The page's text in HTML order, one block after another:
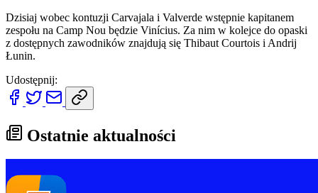
Dzisiaj wobec kontuzji Carvajala i Valverde wstępnie kapitanem
zespołu na Camp Nou będzie Vinícius. Za nim w kolejce do opaski
z dostępnych zawodników znajdują się Thibaut Courtois i Andrij
Łunin.
Udostępnij:
Ostatnie aktualności